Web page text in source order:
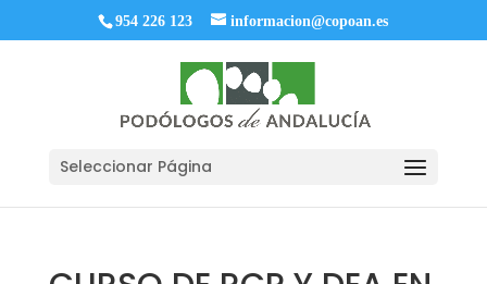
954 226 123 informacion@copoan.es
Seleccionar Página